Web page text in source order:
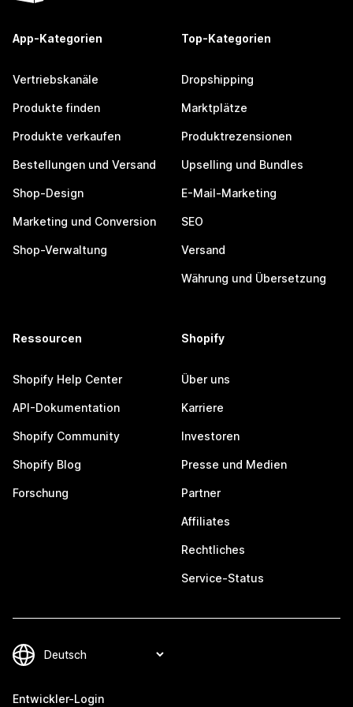
App-Kategorien
Vertriebskanäle
Produkte finden
Produkte verkaufen
Bestellungen und Versand
Shop-Design
Marketing und Conversion
Shop-Verwaltung
Top-Kategorien
Dropshipping
Marktplätze
Produktrezensionen
Upselling und Bundles
E-Mail-Marketing
SEO
Versand
Währung und Übersetzung
Ressourcen
Shopify Help Center
API-Dokumentation
Shopify Community
Shopify Blog
Forschung
Shopify
Über uns
Karriere
Investoren
Presse und Medien
Partner
Affiliates
Rechtliches
Service-Status
Entwickler-Login